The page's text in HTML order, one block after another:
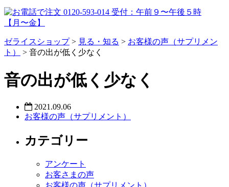
ゼライスショップ> 見る・知る > お客様の声（サプリメン
ト）
> 音の出が低く少なく
音の出が低く少なく
2021.09.06
お客様の声（サプリメント）
カテゴリー
アンケート
お客さまの声
お客様の声（サプリメント）